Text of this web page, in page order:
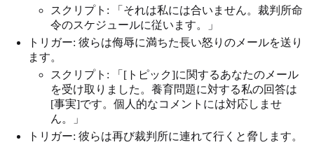
スクリプト: 「それは私には合いません。裁判所命
令のスケジュールに従います。」
トリガー: 彼らは侮辱に満ちた長い怒りのメールを送り
ます。
スクリプト: 「[トピック]に関するあなたのメール
を受け取りました。養育問題に対する私の回答は
[事実]です。個人的なコメントには対応しませ
ん。」
トリガー: 彼らは再び裁判所に連れて行くと脅します。